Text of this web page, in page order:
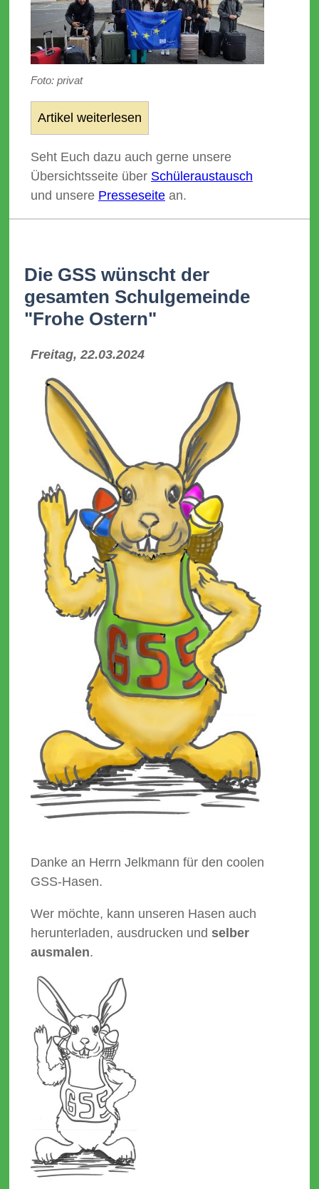
Foto: privat
Artikel weiterlesen
Seht Euch dazu auch gerne unsere
Übersichtsseite über Schüleraustausch
und unsere Presseseitean.
Die GSS wünscht der
gesamten Schulgemeinde
"Frohe Ostern"
Freitag, 22.03.2024
Danke an Herrn Jelkmann für den coolen
GSS-Hasen.
Wer möchte, kann unseren Hasen auch
herunterladen, ausdrucken und selber
ausmalen.